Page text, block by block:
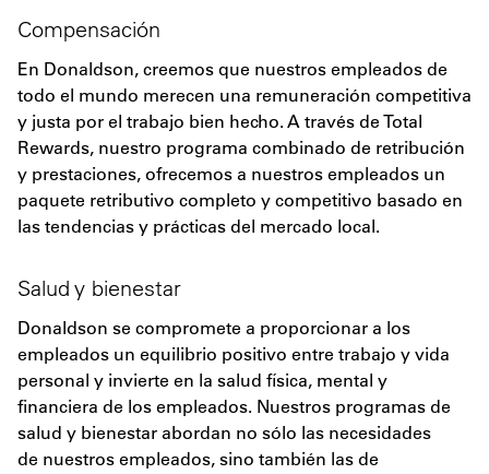
Compensación
En Donaldson, creemos que nuestros empleados de
todo el mundo merecen una remuneración competitiva
y justa por el trabajo bien hecho. A través de Total
Rewards, nuestro programa combinado de retribución
y prestaciones, ofrecemos a nuestros empleados un
paquete retributivo completo y competitivo basado en
las tendencias y prácticas del mercado local.
Salud y bienestar
Donaldson se compromete a proporcionar a los
empleados un equilibrio positivo entre trabajo y vida
personal y invierte en la salud física, mental y
financiera de los empleados. Nuestros programas de
salud y bienestar abordan no sólo las necesidades
de nuestros empleados, sino también las de